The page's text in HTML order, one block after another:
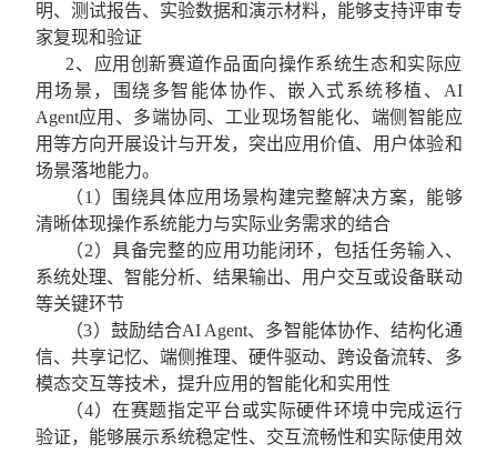
明、测试报告、实验数据和演示材料，能够支持评审专
家复现和验证
2、应用创新赛道作品面向操作系统生态和实际应
用场景，围绕多智能体协作、嵌入式系统移植、 AI
Agent应用、多端协同、工业现场智能化、端侧智能应
用等方向开展设计与开发，突出应用价值、用户体验和
场景落地能力。
（1 ）围绕具体应用场景构建完整解决方案，能够
清晰体现操作系统能力与实际业务需求的结合
（2）具备完整的应用功能闭环，包括任务输入、
系统处理、智能分析、结果输出、用户交互或设备联动
等关键环节
（3）鼓励结合AI Agent、多智能体协作、结构化通
信、共享记忆、端侧推理、硬件驱动、跨设备流转、多
模态交互等技术，提升应用的智能化和实用性
（4）在赛题指定平台或实际硬件环境中完成运行
验证，能够展示系统稳定性、交互流畅性和实际使用效